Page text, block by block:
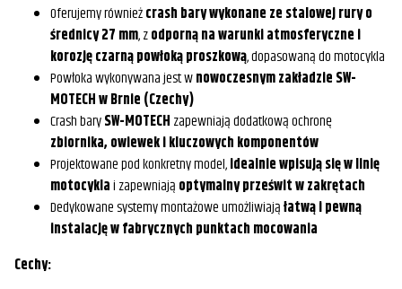
/
GT+
(22-)
czarne
Oferujemy równieżcrash bary wykonane ze stalowej rury o
średnicy 27 mm, zodporną na warunki atmosferyczne i
korozję czarną powłoką proszkową, dopasowaną do motocykla
Powłoka wykonywana jest wnowoczesnym zakładzie SW-
MOTECH w Brnie (Czechy)
Crash barySW-MOTECH zapewniają dodatkową ochronę
zbiornika, owiewek i kluczowych komponentów
Projektowane pod konkretny model,idealnie wpisują się w linię
motocyklai zapewniają optymalny prześwit w zakrętach
Dedykowane systemy montażowe umożliwiająłatwą i pewną
instalację w fabrycznych punktach mocowania
Cechy: